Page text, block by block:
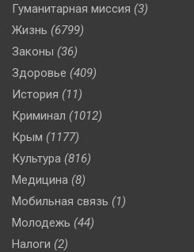
Гуманитарная миссия (3)
Жизнь (6799)
Законы (36)
Здоровье (409)
История (11)
Криминал (1012)
Крым (1177)
Культура (816)
Медицина (8)
Мобильная связь (1)
Молодежь (44)
Налоги (2)